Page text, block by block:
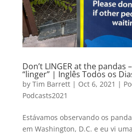
Don’t LINGER at the pandas
“linger” | Inglês Todos os
by Tim Barrett| Oct 6, 2021 |
Podcasts2021
Estávamos observando os
em Washington, D.C. e eu vi